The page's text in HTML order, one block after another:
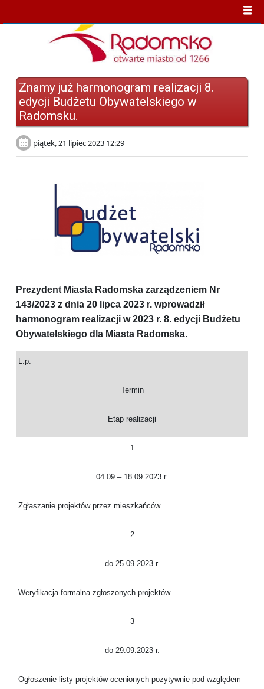
Znamy już harmonogram realizacji 8.
edycji Budżetu Obywatelskiego w
Radomsku.
piątek, 21 lipiec 2023 12:29
Prezydent Miasta Radomska zarządzeniem Nr
143/2023 z dnia 20 lipca 2023 r. wprowadził
harmonogram realizacji w 2023 r. 8. edycji Budżetu
Obywatelskiego dla Miasta Radomska.
L.p.
Termin
Etap realizacji
1
04.09 – 18.09.2023 r.
Zgłaszanie projektów przez mieszkańców.
2
do 25.09.2023 r.
Weryfikacja formalna zgłoszonych projektów.
3
do 29.09.2023 r.
Ogłoszenie listy projektów ocenionych pozytywnie pod względem